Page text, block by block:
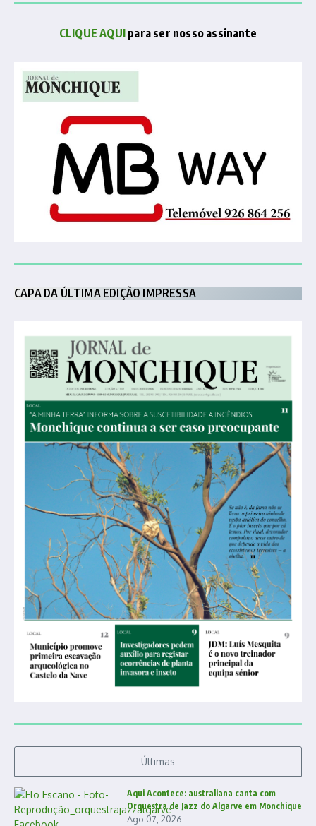
CLIQUE AQUI para ser nosso assinante
CAPA DA ÚLTIMA EDIÇÃO IMPRESSA
Últimas
Aqui Acontece: australiana canta com
Orquestra de Jazz do Algarve em Monchique
Ago 07, 2026